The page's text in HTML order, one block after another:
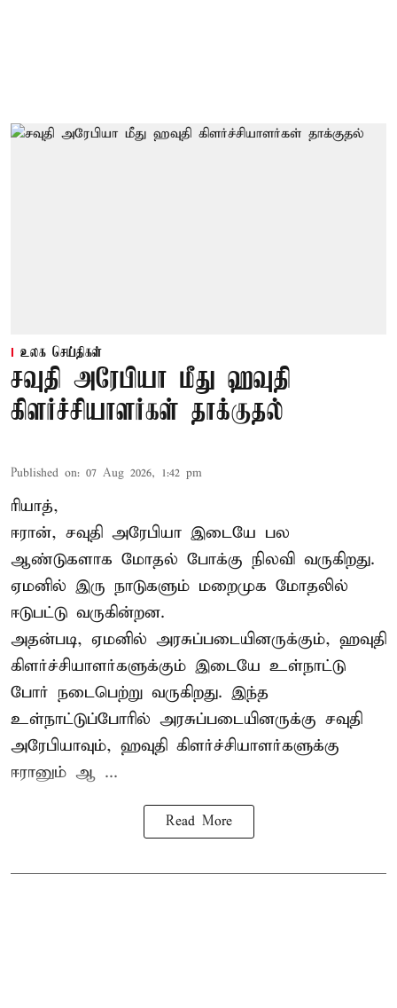
உலக செய்திகள்
சவுதி அரேபியா மீது ஹவுதி
கிளர்ச்சியாளர்கள் தாக்குதல்
Published on: 07 Aug 2026, 1:42 pm
ரியாத்,
ஈரான், சவுதி அரேபியா இடையே பல
ஆண்டுகளாக மோதல் போக்கு நிலவி வருகிறது.
ஏமனில் இரு நாடுகளும் மறைமுக மோதலில்
ஈடுபட்டு வருகின்றன.
அதன்படி, ஏமனில் அரசுப்படையினருக்கும், ஹவுதி
கிளர்ச்சியாளர்களுக்கும் இடையே உள்நாட்டு
போர் நடைபெற்று வருகிறது. இந்த
உள்நாட்டுப்போரில் அரசுப்படையினருக்கு சவுதி
அரேபியாவும், ஹவுதி கிளர்ச்சியாளர்களுக்கு
ஈரானும் ஆ ...
Read More